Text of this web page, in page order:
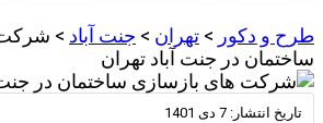
طرح و دکور > تهران > جنت آباد > شرکت
ساختمان در جنت آباد تهران
تاریخ انتشار: 7 دی 1401